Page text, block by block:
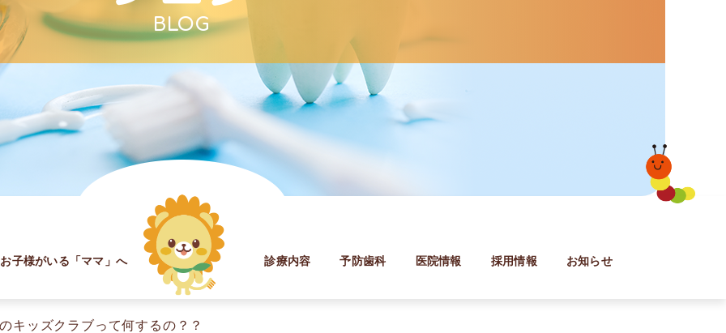
BLOG
お子様がいる「ママ」へ 診療内容 予防歯科 医院情報 採用情報 お知らせ
キッズクラブって何するの？？